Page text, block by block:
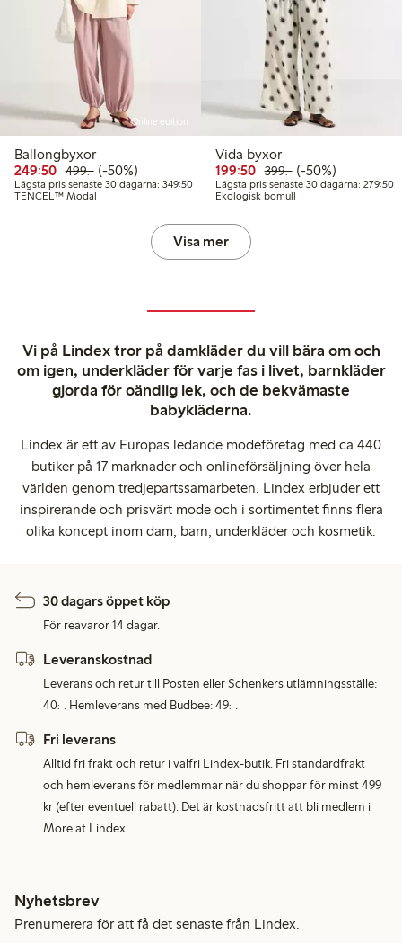
Online edition
Ballongbyxor
249:50 Rabatterat pris: 249,50 kr
499:-Ordinarie pris: 499,00 kr
50% rabatt
(-50%)
Lägsta pris senaste 30 dagarna: 349:50Lägsta pris senaste 30 dagarna: 349,50 kr
TENCEL™ Modal
Vida byxor
199:50 Rabatterat pris: 199,50
399:-Ordinarie pris:
50% rabatt
(-50%)
Lägsta pris senaste 30 dagarna: 279:50
Ekologisk bomull
Visa mer
Vi på Lindex tror på damkläder du vill bära om och
om igen, underkläder för varje fas i livet, barnkläder
gjorda för oändlig lek, och de bekvämaste
babykläderna.
Lindex är ett av Europas ledande modeföretag med ca 440
butiker på 17 marknader och onlineförsäljning över hela
världen genom tredjepartssamarbeten. Lindex erbjuder ett
inspirerande och prisvärt mode och i sortimentet finns flera
olika koncept inom dam, barn, underkläder och kosmetik.
30 dagars öppet köp
För reavaror 14 dagar.
Leveranskostnad
Leverans och retur till Posten eller Schenkers utlämningsställe:
40:-. Hemleverans med Budbee: 49:-.
Fri leverans
Alltid fri frakt och retur i valfri Lindex-butik. Fri standardfrakt
och hemleverans för medlemmar när du shoppar för minst 499
kr (efter eventuell rabatt). Det är kostnadsfritt att bli medlem i
More at Lindex.
Nyhetsbrev
Prenumerera för att få det senaste från Lindex.